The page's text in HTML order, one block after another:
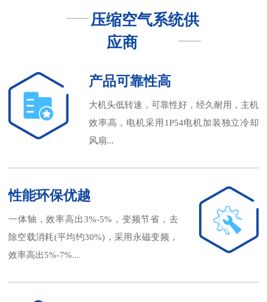
压缩空气系统供
应商
产品可靠性高
大机头低转速，可靠性好，经久耐用，主机
效率高，电机采用1P54电机加装独立冷却
风扇...
性能环保优越
一体轴，效率高出3%-5%，变频节省，去
除空载消耗(平均约30%)，采用永磁变频，
效率高出5%-7%...